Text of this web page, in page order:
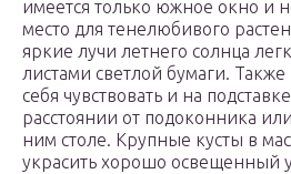
имеется только южное окно и
место для тенелюбивого
яркие лучи летнего солнца
листами светлой бумаги.
себя чувствовать и на
расстоянии от подоконника
ним столе. Крупные кусты в
украсить хорошо освещенный